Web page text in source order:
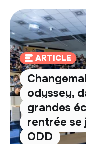
ARTICLE
odyssey,
grandes
rentrée se
ODD